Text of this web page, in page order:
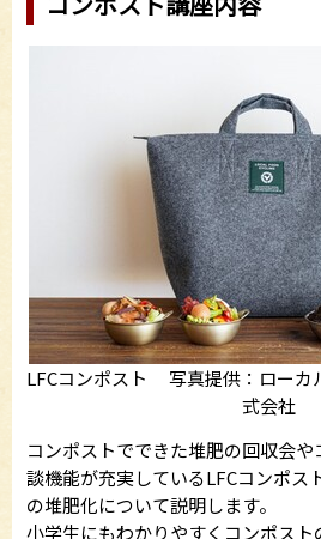
LFCコンポスト 写真提供：ローカ
式会社
コンポストでできた堆肥の回収会
談機能が充実しているLFCコンポス
の堆肥化について説明します。
小学生にもわかりやすくコンポス